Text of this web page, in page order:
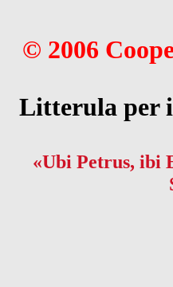
© 2006
Litterula per
«Ubi Petrus, ibi